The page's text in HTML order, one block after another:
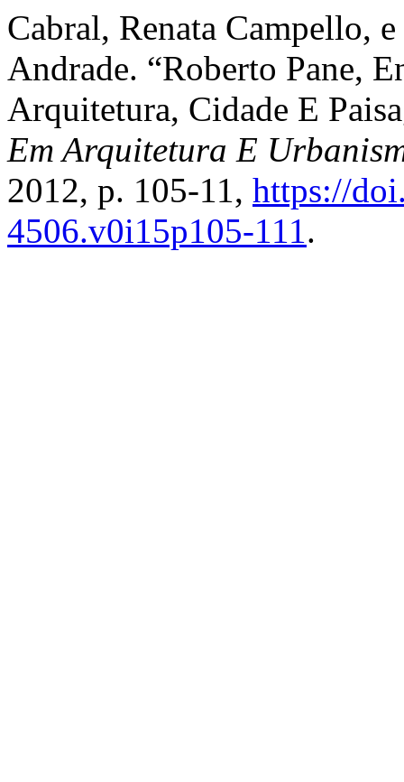
Cabral, Renata Campello,
Andrade. “Roberto Pane,
Arquitetura, Cidade E
Em Arquitetura E
2012, p. 105-11, https://
4506.v0i15p105-111.